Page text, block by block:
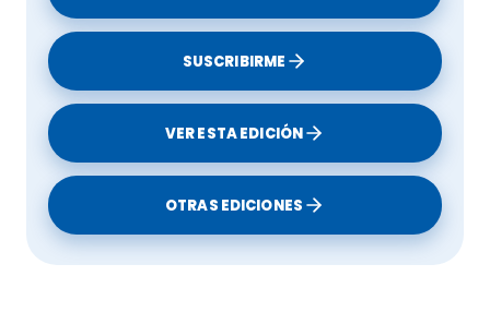
SUSCRIBIRME
VER ESTA EDICIÓN
OTRAS EDICIONES